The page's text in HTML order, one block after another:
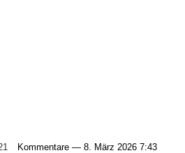
Kommentare — 8. März 2026 7:43